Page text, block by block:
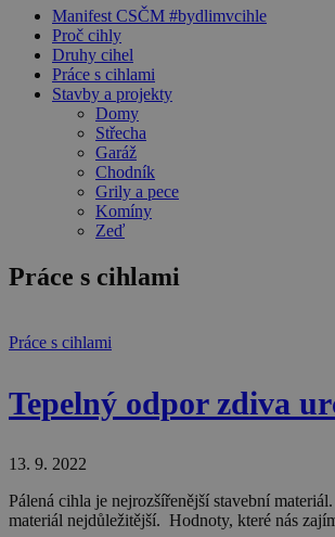
Manifest CSČM #bydlimvcihle
Proč cihly
Druhy cihel
Práce s cihlami
Stavby a projekty
Domy
Střecha
Garáž
Chodník
Grily a pece
Komíny
Zeď
Práce s cihlami
Práce s cihlami
Tepelný odpor zdiva
13. 9. 2022
Pálená cihla je nejrozšířenější stavební
materiál nejdůležitější. Hodnoty, které nás